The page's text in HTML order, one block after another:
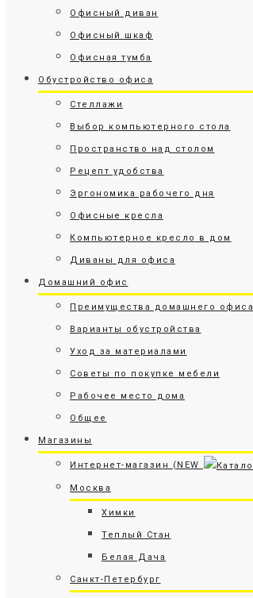
Офисный диван
Офисный шкаф
Офисная тумба
Обустройство офиса
Стеллажи
Выбор компьютерного стола
Пространство над столом
Рецепт удобства
Эргономика рабочего дня
Офисные кресла
Компьютерное кресло в дом
Диваны для офиса
Домашний офис
Преимущества домашнего офиса
Варианты обустройства
Уход за материалами
Советы по покупке мебели
Рабочее место дома
Общее
Магазины
Интернет-магазин (NEW
Москва
Химки
Теплый Стан
Белая Дача
Санкт-Петербург